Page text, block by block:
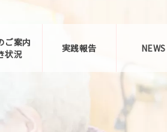
ご案内
状況
実践報告 NEWS